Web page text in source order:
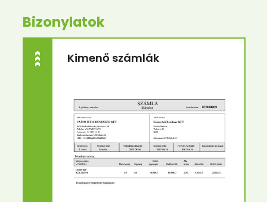
Bizonylatok
>>> Kimenő számlák